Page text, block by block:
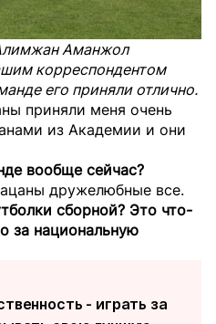
Аманжол
корреспондентом
его приняли отлично.
приняли меня очень
из Академии и они
вообще сейчас?
дружелюбные все.
сборной? Это что-
за национальную
- играть за